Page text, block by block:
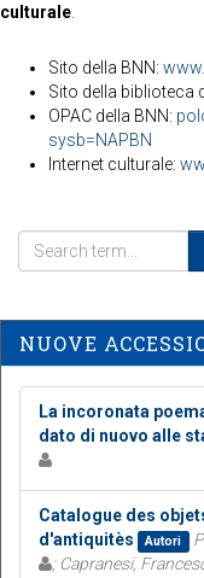
culturale
Sito della BNN:
Sito della biblioteca
OPAC della BNN:
sysb=NAPBN
Internet culturale:
NUOVE
La incoronata
dato di nuovo alle
Catalogue des
d'antiquitès
Autori
; Capranesi,